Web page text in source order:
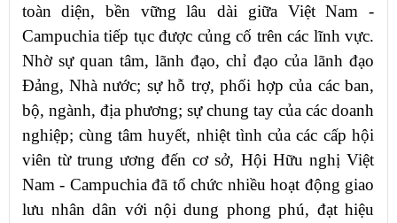
toàn diện, bền vững lâu dài giữa Việt Nam -
Campuchia tiếp tục được củng cố trên các lĩnh vực.
Nhờ sự quan tâm, lãnh đạo, chỉ đạo của lãnh đạo
Đảng, Nhà nước; sự hỗ trợ, phối hợp của các ban,
bộ, ngành, địa phương; sự chung tay của các doanh
nghiệp; cùng tâm huyết, nhiệt tình của các cấp hội
viên từ trung ương đến cơ sở, Hội Hữu nghị Việt
Nam - Campuchia đã tổ chức nhiều hoạt động giao
lưu nhân dân với nội dung phong phú, đạt hiệu